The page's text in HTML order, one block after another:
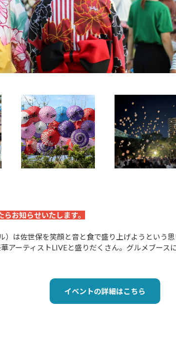
お知らせいたします。
）は佐世保を笑顔と音と食で盛り上げようという
アーティストLIVEと盛りだくさん。グルメブー
イベントの詳細はこちら